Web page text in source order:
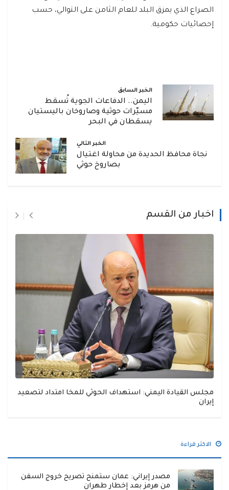
الصراع الذي يمزق البلد للعام الثامن على التوالي، حسب
إحصائيات حكومية.
الخبر السابق
اليمن.. الدفاعات الجوية تُسقط
مسيّرات حوثية وصاروخان باليستيان
يسقطان في البحر
الخبر التالي
نجاة محافظ الحديدة من محاولة اغتيال
بصاروخ حوثي
اخبار من القسم
مجلس القيادة اليمني: استهداف الحوثي للمخا امتداد لتصعيد
إيران
الاكثر قراءة
مصدر إيراني: عمان ستمنح تصريح خروج السفن
من هرمز بعد إخطار طهران